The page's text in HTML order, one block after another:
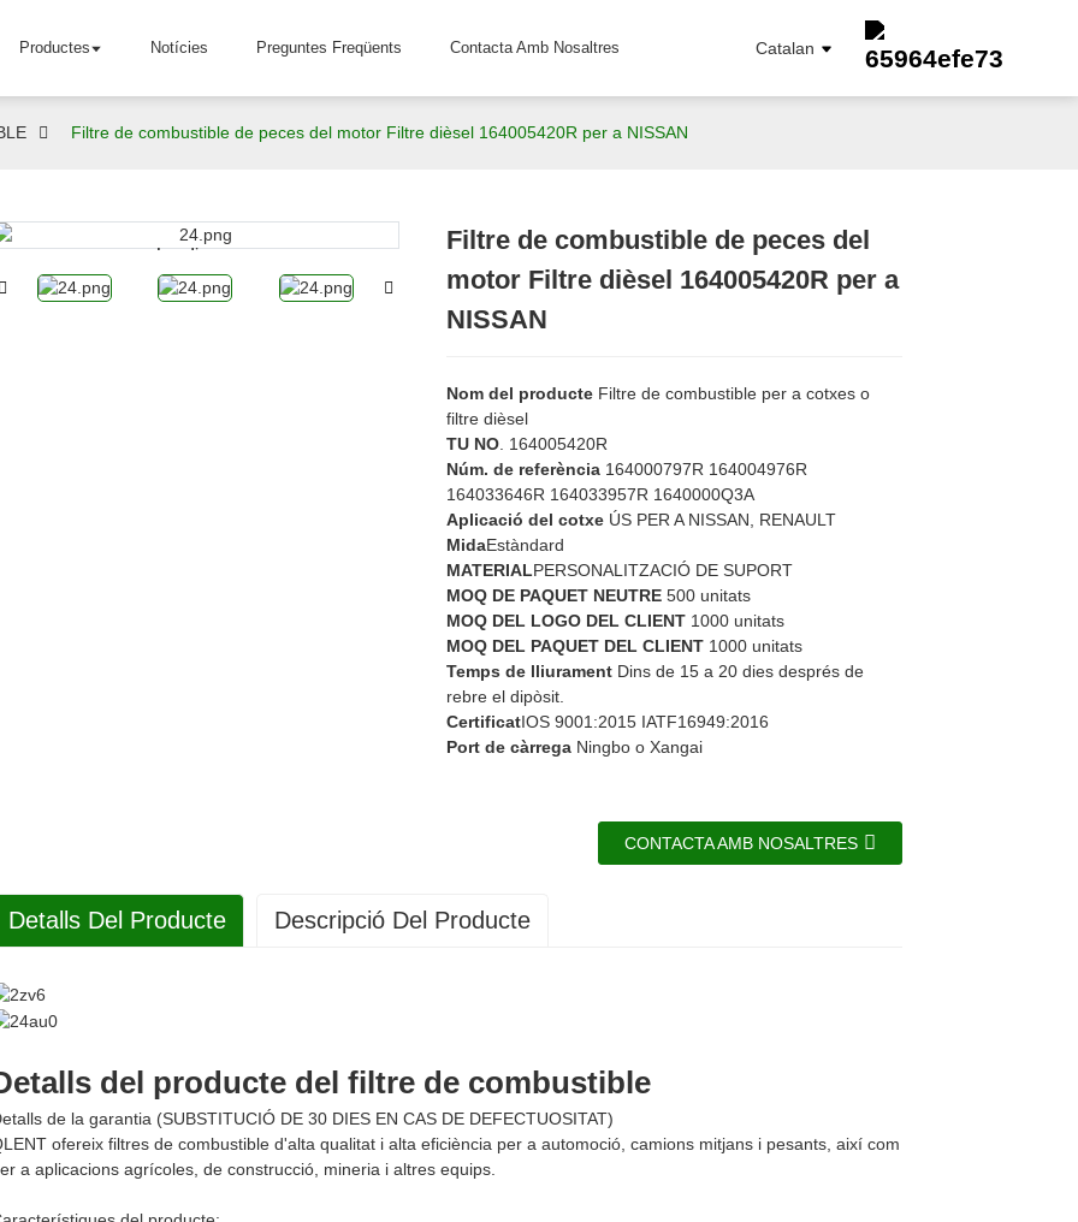
Productes Notícies Preguntes Freqüents Contacta Amb Nosaltres Catalan
FILTRE DE COMBUSTIBLE
FILTRE D'AIRE
Filtre de combustible de peces del motor Filtre dièsel 164005420R per a NISSAN
Loading...
Loading... Loading...
Loading...
Filtre de combustible de peces del
motor Filtre dièsel 164005420R per a
NISSAN
Nom del producte Filtre de combustible per a cotxes o
filtre dièsel
TU NO . 164005420R
Núm. de referència 164000797R 164004976R
164033646R 164033957R 1640000Q3A
Aplicació del cotxe ÚS PER A NISSAN, RENAULT
MidaEstàndard
MATERIALPERSONALITZACIÓ DE SUPORT
MOQ DE PAQUET NEUTRE 500 unitats
MOQ DEL LOGO DEL CLIENT 1000 unitats
MOQ DEL PAQUET DEL CLIENT 1000 unitats
Temps de lliurament Dins de 15 a 20 dies després de
rebre el dipòsit.
CertificatIOS 9001:2015 IATF16949:2016
Port de càrrega Ningbo o Xangai
CONTACTA AMB NOSALTRES
Detalls Del Producte Descripció Del Producte
del producte del filtre de combustible
de la garantia (SUBSTITUCIÓ DE 30 DIES EN CAS DE DEFECTUOSITAT)
ofereix filtres de combustible d'alta qualitat i alta eficiència per a automoció, camions mitjans i pesants, així com
a aplicacions agrícoles, de construcció, mineria i altres equips.